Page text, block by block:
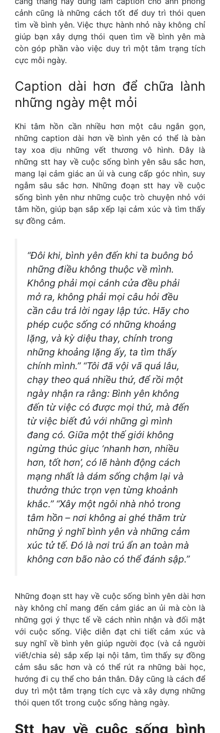
cảnh cũng là những cách tốt để duy trì thói quen
tìm về bình yên. Việc thực hành nhỏ này không chỉ
giúp bạn xây dựng thói quen tìm về bình yên mà
còn góp phần vào việc duy trì một tâm trạng tích
cực mỗi ngày.
Caption dài hơn để chữa lành
những ngày mệt mỏi
Khi tâm hồn cần nhiều hơn một câu ngắn gọn,
những caption dài hơn về bình yên có thể là bàn
tay xoa dịu những vết thương vô hình. Đây là
những stt hay về cuộc sống bình yên sâu sắc hơn,
mang lại cảm giác an ủi và cung cấp góc nhìn, suy
ngẫm sâu sắc hơn. Những đoạn stt hay về cuộc
sống bình yênnhư những cuộc trò chuyện nhỏ với
tâm hồn, giúp bạn sắp xếp lại cảm xúc và tìm thấy
sự đồng cảm.
“Đôi khi, bình yên đến khi ta buông bỏ
những điều không thuộc về mình.
Không phải mọi cánh cửa đều phải
mở ra, không phải mọi câu hỏi đều
cần câu trả lời ngay lập tức. Hãy cho
phép cuộc sống có những khoảng
lặng, và kỳ diệu thay, chính trong
những khoảng lặng ấy, ta tìm thấy
chính mình.” “Tôi đã vội vã quá lâu,
chạy theo quá nhiều thứ, để rồi một
ngày nhận ra rằng: Bình yên không
đến từ việc có được mọi thứ, mà đến
từ việc biết đủ với những gì mình
đang có. Giữa một thế giới không
ngừng thúc giục ‘nhanh hơn, nhiều
hơn, tốt hơn’, có lẽ hành động cách
mạng nhất là dám sống chậm lại và
thưởng thức trọn vẹn từng khoảnh
khắc.” “Xây một ngôi nhà nhỏ trong
tâm hồn – nơi không ai ghé thăm trừ
những ý nghĩ bình yên và những cảm
xúc tử tế. Đó là nơi trú ẩn an toàn mà
không cơn bão nào có thể đánh sập.”
Những đoạn stt hay về cuộc sống bình yêndài hơn
này không chỉ mang đến cảm giác an ủi mà còn là
những gợi ý thực tế về cách nhìn nhận và đối mặt
với cuộc sống. Việc diễn đạt chi tiết cảm xúc và
suy nghĩ về bình yên giúp người đọc (và cả người
viết/chia sẻ) sắp xếp lại nội tâm, tìm thấy sự đồng
cảm sâu sắc hơn và có thể rút ra những bài học,
hướng đi cụ thể cho bản thân. Đây cũng là cách để
duy trì một tâm trạng tích cực và xây dựng những
thói quen tốt trong cuộc sống hàng ngày.
Stt hay về cuộc sống bình